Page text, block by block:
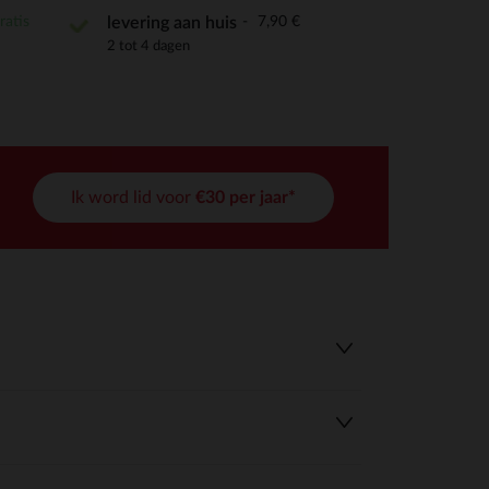
aan te passen en te beheren, en zorgt ervoor dat aan
levering aan huis 7,90 €
2 tot 4 dagen
Ik word lid voor €30 per jaar*